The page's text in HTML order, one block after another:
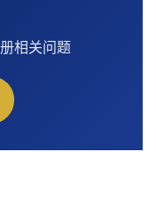
相关问题